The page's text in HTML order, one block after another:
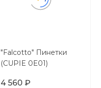
"Falcotto" Пинетки
(CUPIE 0E01)
4 560 ₽